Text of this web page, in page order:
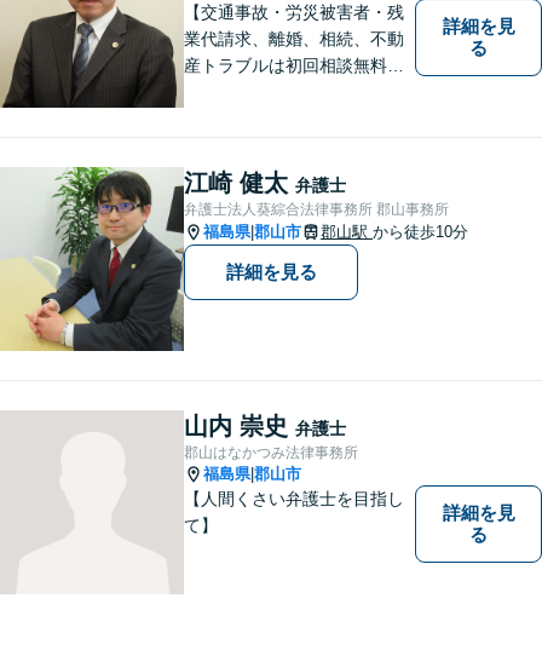
【交通事故・労災被害者・残
業代請求、離婚、相続、不動
産トラブルは初回相談無料】
は着手金0円です。【電話相談
も可能】
詳細を見
る
江崎 健太 弁護士
弁護士法人葵綜合法律事務所 郡山事務所
福島県|郡山市 郡山駅 から徒歩10分
詳細を見る
山内 崇史 弁護士
郡山はなかつみ法律事務所
福島県|郡山市
【人間くさい弁護士を目指し
て】
詳細を見
る